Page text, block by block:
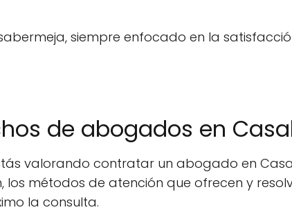
siempre enfocado en la
de abogados en
valorando contratar un abogado en
métodos de atención que ofrecen y
la consulta.